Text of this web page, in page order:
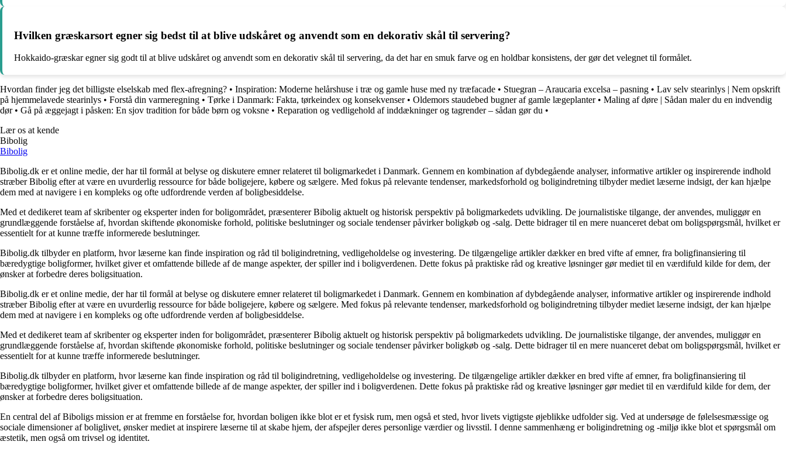
Hvilken græskarsort egner sig bedst til at blive udskåret og anvendt som en dekorativ skål til servering?
Hokkaido-græskar egner sig godt til at blive udskåret og anvendt som en dekorativ skål til servering, da det har en smuk farve og en holdbar konsistens, der gør det velegnet til formålet.
Hvordan finder jeg det billigste elselskab med flex-afregning? • Inspiration: Moderne helårshuse i træ og gamle huse med ny træfacade • Stuegran – Araucaria excelsa – pasning • Lav selv stearinlys | Nem opskrift
på hjemmelavede stearinlys • Forstå din varmeregning • Tørke i Danmark: Fakta, tørkeindex og konsekvenser • Oldemors staudebed bugner af gamle lægeplanter• Maling af døre | Sådan maler du en indvendig
dør• Gå på æggejagt i påsken: En sjov tradition for både børn og voksne • Reparation og vedligehold af inddækninger og tagrender – sådan gør du •
Lær os at kende
Bibolig
Bibolig
Bibolig.dk er et online medie, der har til formål at belyse og diskutere emner relateret til boligmarkedet i Danmark. Gennem en kombination af dybdegående analyser, informative artikler og inspirerende indhold
stræber Bibolig efter at være en uvurderlig ressource for både boligejere, købere og sælgere. Med fokus på relevante tendenser, markedsforhold og boligindretning tilbyder mediet læserne indsigt, der kan hjælpe
dem med at navigere i en kompleks og ofte udfordrende verden af boligbesiddelse.
Med et dedikeret team af skribenter og eksperter inden for boligområdet, præsenterer Bibolig aktuelt og historisk perspektiv på boligmarkedets udvikling. De journalistiske tilgange, der anvendes, muliggør en
grundlæggende forståelse af, hvordan skiftende økonomiske forhold, politiske beslutninger og sociale tendenser påvirker boligkøb og -salg. Dette bidrager til en mere nuanceret debat om boligspørgsmål, hvilket er
essentielt for at kunne træffe informerede beslutninger.
Bibolig.dk tilbyder en platform, hvor læserne kan finde inspiration og råd til boligindretning, vedligeholdelse og investering. De tilgængelige artikler dækker en bred vifte af emner, fra boligfinansiering til
bæredygtige boligformer, hvilket giver et omfattende billede af de mange aspekter, der spiller ind i boligverdenen. Dette fokus på praktiske råd og kreative løsninger gør mediet til en værdifuld kilde for dem, der
ønsker at forbedre deres boligsituation.
Bibolig.dk er et online medie, der har til formål at belyse og diskutere emner relateret til boligmarkedet i Danmark. Gennem en kombination af dybdegående analyser, informative artikler og inspirerende indhold
stræber Bibolig efter at være en uvurderlig ressource for både boligejere, købere og sælgere. Med fokus på relevante tendenser, markedsforhold og boligindretning tilbyder mediet læserne indsigt, der kan hjælpe
dem med at navigere i en kompleks og ofte udfordrende verden af boligbesiddelse.
Med et dedikeret team af skribenter og eksperter inden for boligområdet, præsenterer Bibolig aktuelt og historisk perspektiv på boligmarkedets udvikling. De journalistiske tilgange, der anvendes, muliggør en
grundlæggende forståelse af, hvordan skiftende økonomiske forhold, politiske beslutninger og sociale tendenser påvirker boligkøb og -salg. Dette bidrager til en mere nuanceret debat om boligspørgsmål, hvilket er
essentielt for at kunne træffe informerede beslutninger.
Bibolig.dk tilbyder en platform, hvor læserne kan finde inspiration og råd til boligindretning, vedligeholdelse og investering. De tilgængelige artikler dækker en bred vifte af emner, fra boligfinansiering til
bæredygtige boligformer, hvilket giver et omfattende billede af de mange aspekter, der spiller ind i boligverdenen. Dette fokus på praktiske råd og kreative løsninger gør mediet til en værdifuld kilde for dem, der
ønsker at forbedre deres boligsituation.
En central del af Biboligs mission er at fremme en forståelse for, hvordan boligen ikke blot er et fysisk rum, men også et sted, hvor livets vigtigste øjeblikke udfolder sig. Ved at undersøge de følelsesmæssige og
sociale dimensioner af boliglivet, ønsker mediet at inspirere læserne til at skabe hjem, der afspejler deres personlige værdier og livsstil. I denne sammenhæng er boligindretning og -miljø ikke blot et spørgsmål om
æstetik, men også om trivsel og identitet.